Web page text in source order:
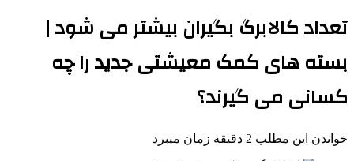
تعداد کالابرگ بگیران بیشتر می شود |
بسته های کمک معیشتی جدید را چه
کسانی می گیرند؟
خواندن این مطلب 2 دقیقه زمان میبرد